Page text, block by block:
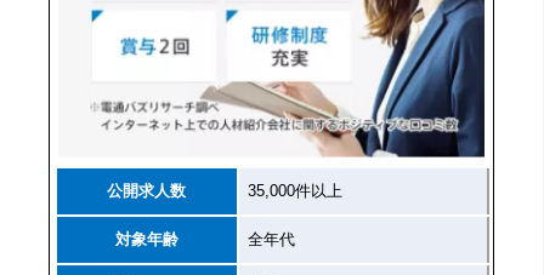
公開求人数 35,000件以上
対象年齢 全年代